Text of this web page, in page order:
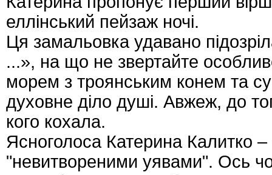
еллінський пейзаж ночі.
Ця замальовка удавано
...», на що не звертайте
морем з троянським конем та
духовне діло душі. Авжеж, до
кого кохала.
Ясноголоса Катерина Калитко
"невитвореними уявами". Ось